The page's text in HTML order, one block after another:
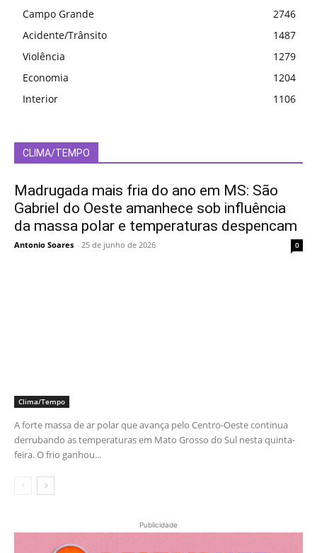
Campo Grande
2746
Acidente/Trânsito
1487
Violência
1279
Economia
1204
Interior
1106
CLIMA/TEMPO
Madrugada mais fria do ano em MS: São
Gabriel do Oeste amanhece sob influência
da massa polar e temperaturas despencam
Antonio Soares - 25 de junho de 2026 0
Clima/Tempo
A forte massa de ar polar que avança pelo Centro-Oeste continua
derrubando as temperaturas em Mato Grosso do Sul nesta quinta-
feira. O frio ganhou...
Publicidade